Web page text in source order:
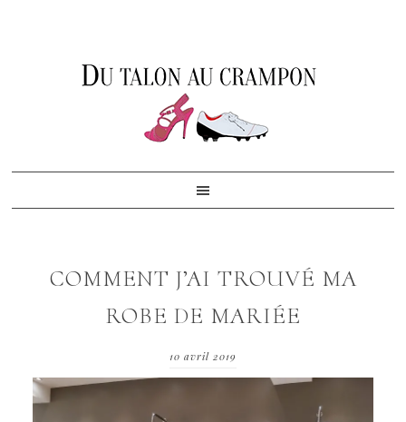
COMMENT J’AI TROUVÉ MA
ROBE DE MARIÉE
10 avril 2019